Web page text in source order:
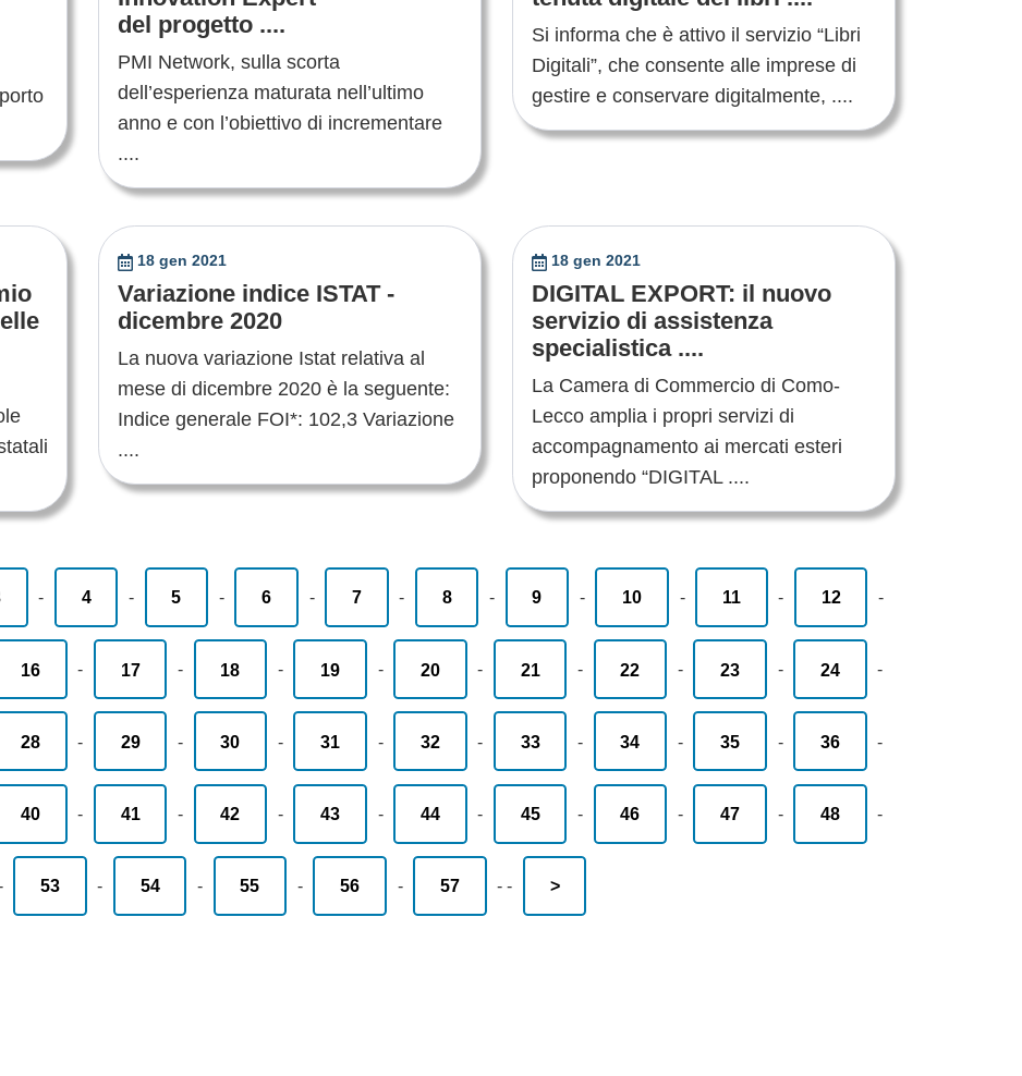
del progetto ....
PMI Network, sulla scorta
dell’esperienza maturata nell’ultimo
anno e con l’obiettivo di incrementare
....
Si informa che è attivo il servizio “Libri
Digitali”, che consente alle imprese di
gestire e conservare digitalmente, ....
18 gen 2021
Variazione indice ISTAT -
dicembre 2020
La nuova variazione Istat relativa al
mese di dicembre 2020 è la seguente:
Indice generale FOI*: 102,3 Variazione
....
18 gen 2021
DIGITAL EXPORT: il nuovo
servizio di assistenza
specialistica ....
La Camera di Commercio di Como-
Lecco amplia i propri servizi di
accompagnamento ai mercati esteri
proponendo “DIGITAL ....
- 4 - 5 - 6 - 7 - 8 - 9 - 10 - 11 - 12 -
16 - 17 - 18 - 19 - 20 - 21 - 22 - 23 - 24 -
28 - 29 - 30 - 31 - 32 - 33 - 34 - 35 - 36 -
40 - 41 - 42 - 43 - 44 - 45 - 46 - 47 - 48 -
53 - 54 - 55 - 56 - 57 -- >